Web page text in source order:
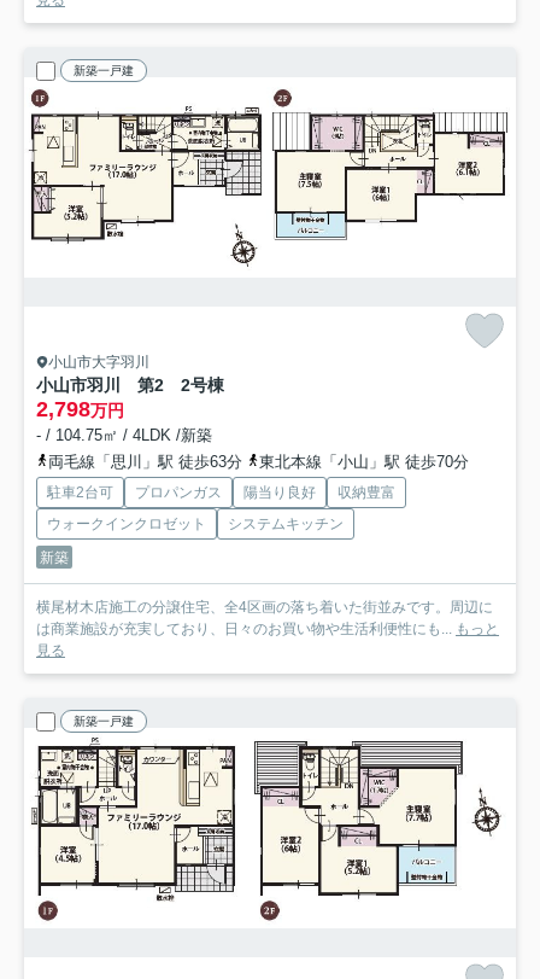
新築一戸建
小山市大字羽川
小山市羽川 第2 2号棟
2,798万円
- / 104.75㎡ / 4LDK /新築
両毛線「思川」駅 徒歩63分
東北本線「小山」駅 徒歩70分
駐車2台可 プロパンガス 陽当り良好
収納豊富
ウォークインクロゼット
システムキッチン
新築
横尾材木店施工の分譲住宅、全4区画の落ち着いた街並みです。周辺に
は商業施設が充実しており、日々のお買い物や生活利便性にも... もっと
見る
新築一戸建